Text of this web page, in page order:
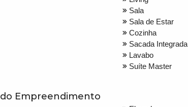
Sala
Sala de Estar
Cozinha
Sacada Integrada
Lavabo
Suíte Master
Empreendimento